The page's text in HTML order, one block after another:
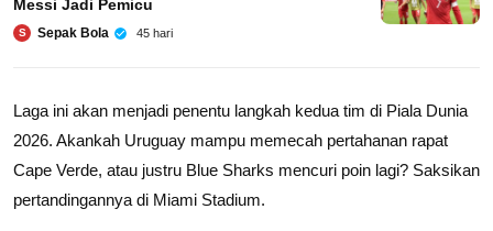
Messi Jadi Pemicu
S Sepak Bola 45 hari
Laga ini akan menjadi penentu langkah kedua tim di Piala Dunia
2026. Akankah Uruguay mampu memecah pertahanan rapat
Cape Verde, atau justru Blue Sharks mencuri poin lagi? Saksikan
pertandingannya di Miami Stadium.